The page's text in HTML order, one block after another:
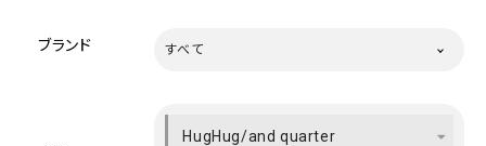
ブランド すべて
HugHug/and quarter